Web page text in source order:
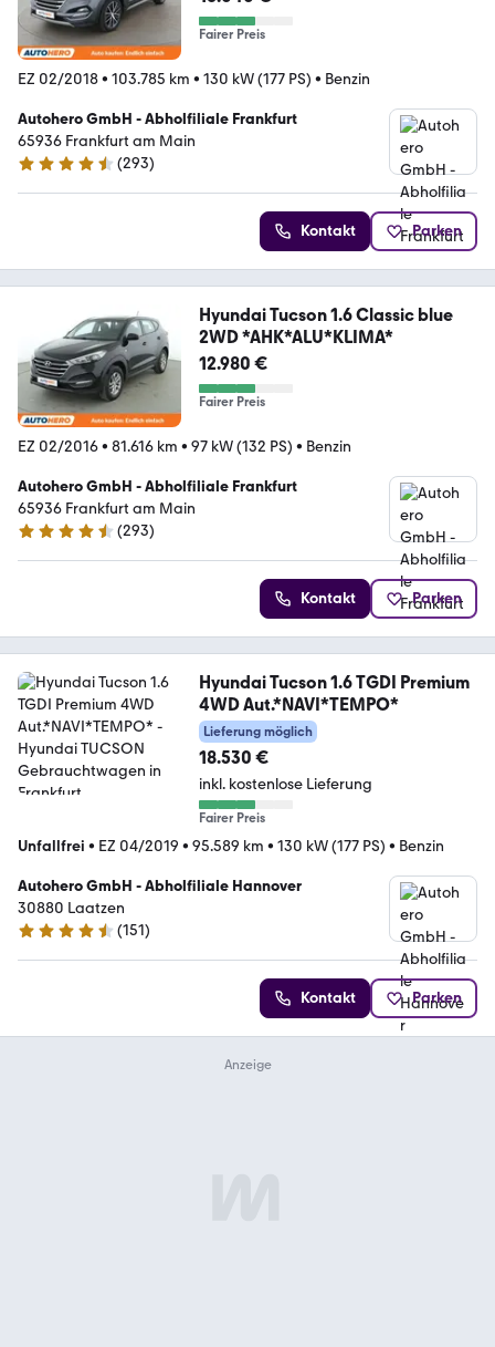
Fairer Preis
EZ 02/2018• 103.785 km • 130 kW (177 PS) • Benzin
Autohero GmbH - Abholfiliale Frankfurt
65936 Frankfurt am Main
4.6 Sterne
(293)
Kontakt Parken
Hyundai Tucson 1.6 Classic blue
2WD *AHK*ALU*KLIMA*
12.980 €
Fairer Preis
EZ 02/2016• 81.616 km • 97 kW (132 PS) • Benzin
Autohero GmbH - Abholfiliale Frankfurt
65936 Frankfurt am Main
4.6 Sterne
(293)
Kontakt Parken
Hyundai Tucson 1.6 TGDI Premium
4WD Aut.*NAVI*TEMPO*
Lieferung möglich
18.530 €
inkl. kostenlose Lieferung
Fairer Preis
Unfallfrei • EZ 04/2019 • 95.589 km • 130 kW (177 PS) • Benzin
Autohero GmbH - Abholfiliale Hannover
30880 Laatzen
4.7 Sterne
(151)
Kontakt Parken